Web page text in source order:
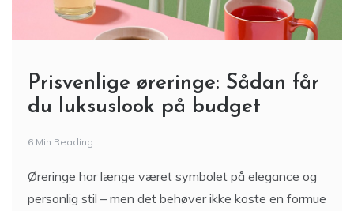
Prisvenlige øreringe: Sådan får
du luksuslook på budget
6 Min Reading
Øreringe har længe været symbolet på elegance og
personlig stil – men det behøver ikke koste en formue